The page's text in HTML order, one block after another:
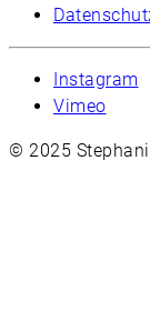
Instagram
Vimeo
© 2025